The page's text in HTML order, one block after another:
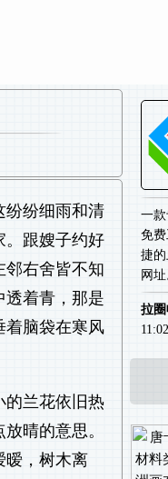
纷纷细雨和清
。跟嫂子约好
邻右舍皆不知
透着青，那是
着脑袋在寒风
的兰花依旧热
晴的意思。
暧，树木离
一
免
捷
网
拉